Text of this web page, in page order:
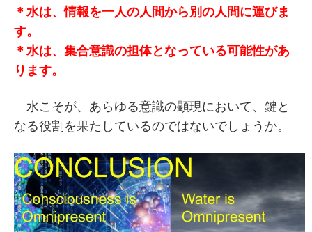
＊水は、情報を一人の人間から別の人間に運びま
す。
＊水は、集合意識の担体となっている可能性があ
ります。
水こそが、あらゆる意識の顕現において、鍵と
なる役割を果たしているのではないでしょうか。